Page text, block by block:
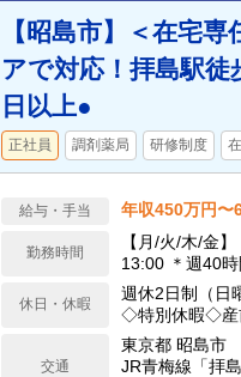
【昭島市】＜在宅
アで対応！拝島駅
日以上●
正社員 調剤薬局 研修制度
給与・手当 年収450万円〜
勤務時間
【月/火/木/金
13:00 ＊週40
休日・休暇
週休2日制（日
◇特別休暇◇産
交通
東京都 昭島市
JR青梅線「拝